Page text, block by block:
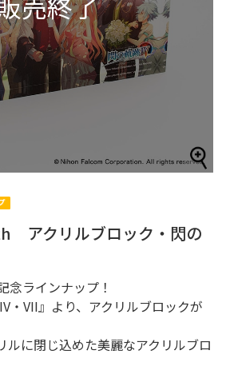
アクリルブロック・閃の
念ラインナップ！
・VII』より、アクリルブロックが
ルに閉じ込めた美麗なアクリルブロ